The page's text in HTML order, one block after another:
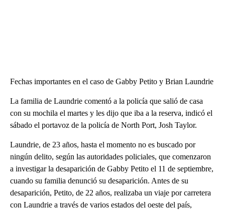
Fechas importantes en el caso de Gabby Petito y Brian Laundrie
La familia de Laundrie comentó a la policía que salió de casa
con su mochila el martes y les dijo que iba a la reserva, indicó el
sábado el portavoz de la policía de North Port, Josh Taylor.
Laundrie, de 23 años, hasta el momento no es buscado por
ningún delito, según las autoridades policiales, que comenzaron
a investigar la desaparición de Gabby Petito el 11 de septiembre,
cuando su familia denunció su desaparición. Antes de su
desaparición, Petito, de 22 años, realizaba un viaje por carretera
con Laundrie a través de varios estados del oeste del país,